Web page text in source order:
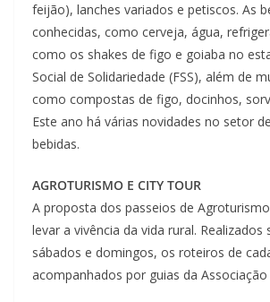
feijão), lanches variados e petiscos. As
conhecidas, como cerveja, água,
como os shakes de figo e goiaba no
Social de Solidariedade (FSS), além de
como compostas de figo, docinhos,
Este ano há várias novidades no setor
bebidas.
AGROTURISMO E CITY TOUR
A proposta dos passeios de
levar a vivência da vida rural. Realizados
sábados e domingos, os roteiros de
acompanhados por guias da Associação